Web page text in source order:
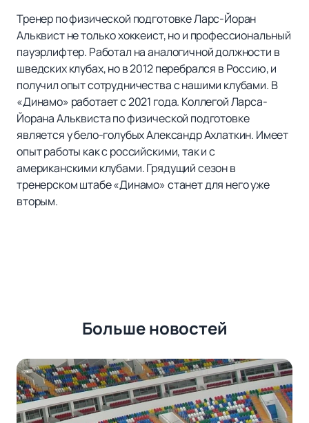
Тренер по физической подготовке Ларс-Йоран
Альквист не только хоккеист, но и профессиональный
пауэрлифтер. Работал на аналогичной должности в
шведских клубах, но в 2012 перебрался в Россию, и
получил опыт сотрудничества с нашими клубами. В
«Динамо» работает с 2021 года. Коллегой Ларса-
Йорана Альквиста по физической подготовке
является у бело-голубых Александр Ахлаткин. Имеет
опыт работы как с российскими, так и с
американскими клубами. Грядущий сезон в
тренерском штабе «Динамо» станет для него уже
вторым.
Больше новостей